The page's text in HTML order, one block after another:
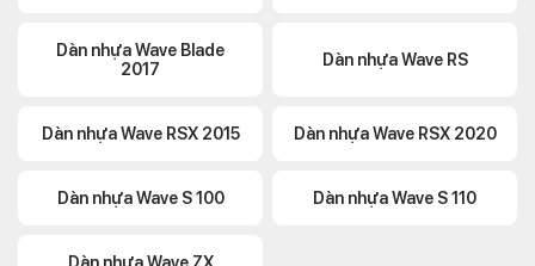
Dàn nhựa Wave Blade
2017
Dàn nhựa Wave RS
Dàn nhựa Wave RSX 2015 Dàn nhựa Wave RSX 2020
Dàn nhựa Wave S 100 Dàn nhựa Wave S 110